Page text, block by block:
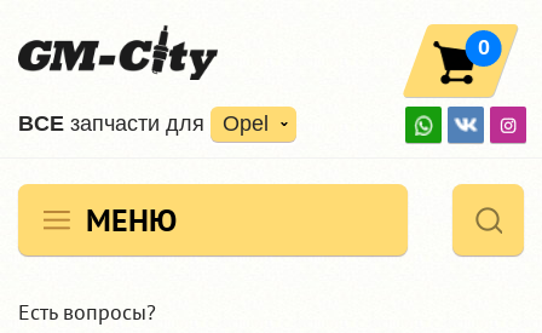
ВCE запчасти для Opel
0
МЕНЮ
Есть вопросы?